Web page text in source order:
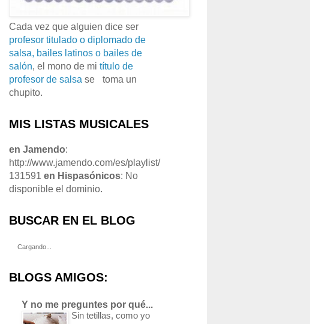
Cada vez que alguien dice ser
profesor titulado o diplomado de
salsa, bailes latinos o bailes de
salón, el mono de mi título de
profesor de salsa se
toma un
chupito.
MIS LISTAS MUSICALES
en Jamendo:
http://www.jamendo.com/es/playlist/
131591 en Hispasónicos: No
disponible el dominio.
BUSCAR EN EL BLOG
Cargando...
BLOGS AMIGOS:
Y no me preguntes por qué...
Sin tetillas, como yo